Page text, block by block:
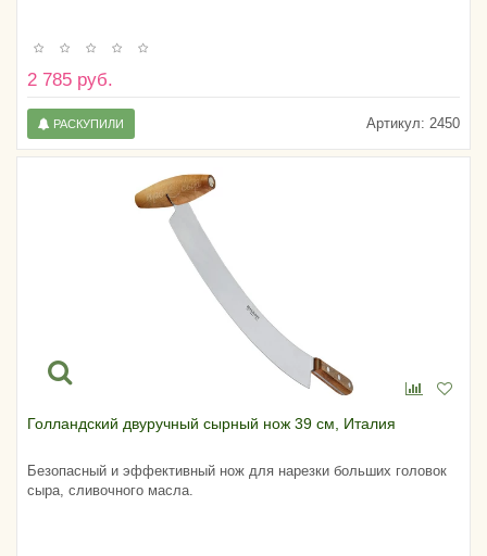
2 785 руб.
Артикул: 2450
РАСКУПИЛИ
Голландский двуручный сырный нож 39 см, Италия
Безопасный и эффективный нож для нарезки больших головок
сыра, сливочного масла.